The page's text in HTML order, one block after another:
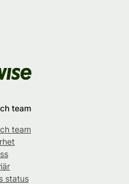
team
team
status